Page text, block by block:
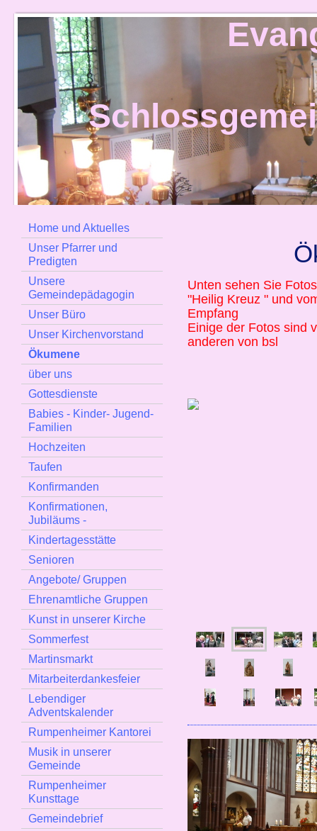
Home und Aktuelles
Unser Pfarrer und
Predigten
Unsere
Gemeindepädagogin
Unser Büro
Unser Kirchenvorstand
Ökumene
über uns
Gottesdienste
Babies - Kinder- Jugend-
Familien
Hochzeiten
Taufen
Konfirmanden
Konfirmationen,
Jubiläums -
Kindertagesstätte
Senioren
Angebote/ Gruppen
Ehrenamtliche Gruppen
Kunst in unserer Kirche
Sommerfest
Martinsmarkt
Mitarbeiterdankesfeier
Lebendiger
Adventskalender
Rumpenheimer Kantorei
Musik in unserer
Gemeinde
Rumpenheimer
Kunsttage
Gemeindebrief
Unten sehen Sie
"Heilig Kreuz " und
Empfang
Einige der Fotos sind
anderen von bsl